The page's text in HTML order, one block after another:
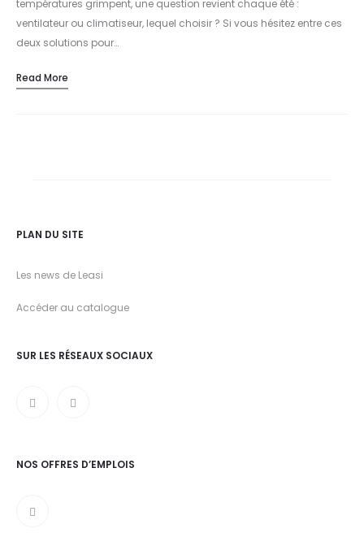
températures grimpent, une question revient chaque été :
ventilateur ou climatiseur, lequel choisir ? Si vous hésitez entre ces
deux solutions pour…
Read More
PLAN DU SITE
Les news de Leasi
Accéder au catalogue
SUR LES RÉSEAUX SOCIAUX
NOS OFFRES D’EMPLOIS